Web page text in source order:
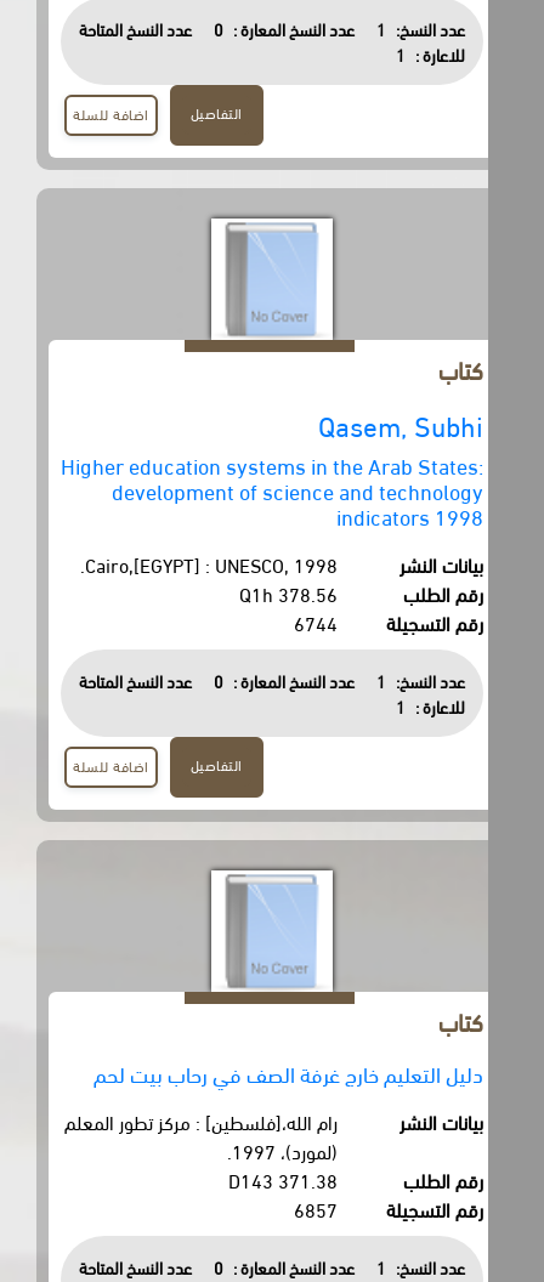
عدد النسخ: 1 عدد النسخ المعارة : 0
عدد النسخ المتاحة
للاعارة :
1
اضافة للسلة
Qasem, Subhi
Higher education systems in the Arab States:
development of science and technology
indicators 1998
بيانات النشر
Cairo,[EGYPT] : UNESCO, 1998.
رقم الطلب
378.56 Q1h
رقم التسجيلة
6744
عدد النسخ: 1 عدد النسخ المعارة : 0
عدد النسخ المتاحة
للاعارة :
1
اضافة للسلة
دليل التعليم خارج غرفة الصف في رحاب بيت لحم
بيانات النشر
رام الله،[فلسطين] : مركز تطور المعلم
(لمورد)، 1997.
رقم الطلب
371.38 D143
رقم التسجيلة
6857
عدد النسخ: 1 عدد النسخ المعارة : 0
عدد النسخ المتاحة